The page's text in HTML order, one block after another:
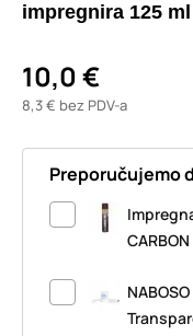
impregnira 125 ml
10,0 €
8,3 € bez PDV-a
Preporučujemo